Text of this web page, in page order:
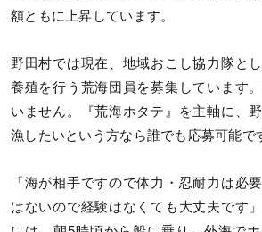
額ともに上昇しています。
野田村では現在、地域おこし協力隊と
養殖を行う荒海団員を募集しています
いません。『荒海ホタテ』を主軸に、
漁したいという方なら誰でも応募可能で
「海が相手ですので体力・忍耐力は必
はないので経験はなくても大丈夫です